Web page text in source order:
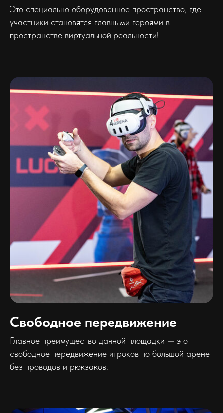
Это специально оборудованное пространство, где
участники становятся главными героями в
пространстве виртуальной реальности!
Свободное передвижение
Главное преимущество данной площадки — это
свободное передвижение игроков по большой арене
без проводов и рюкзаков.